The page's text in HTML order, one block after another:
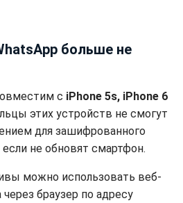
больше не
с iPhone 5s, iPhone 6
этих устройств не смогут
для зашифрованного
не обновят смартфон.
можно использовать веб-
браузер по адресу